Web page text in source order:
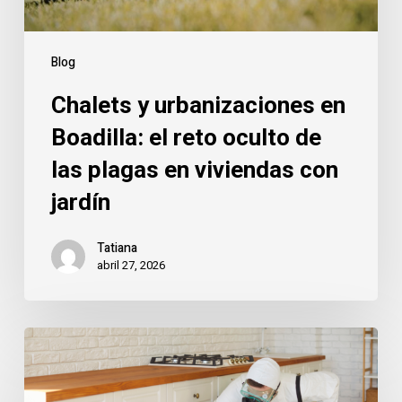
Blog
de
las
plagas
viviendas
jardín
Chalets y urbanizaciones en
Boadilla: el reto oculto de
las plagas en viviendas con
jardín
Tatiana
abril 27, 2026
Control
de
plagas